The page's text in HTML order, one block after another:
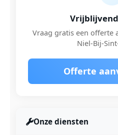
Vraag gratis een offerte
Niel-Bij-
Offerte
Onze diensten